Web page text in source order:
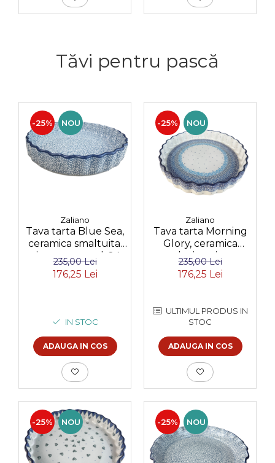
Tăvi pentru pască
-25% NOU
Zaliano
Tava tarta Blue Sea,
ceramica smaltuita,
pictata manual, 24
cm
235,00 Lei
176,25 Lei
IN STOC
ADAUGA IN COS
-25% NOU
Zaliano
Tava tarta Morning
Glory, ceramica
smaltuita, pictata
manual, 24 cm
235,00 Lei
176,25 Lei
ULTIMUL PRODUS IN
STOC
ADAUGA IN COS
-25% NOU -25% NOU